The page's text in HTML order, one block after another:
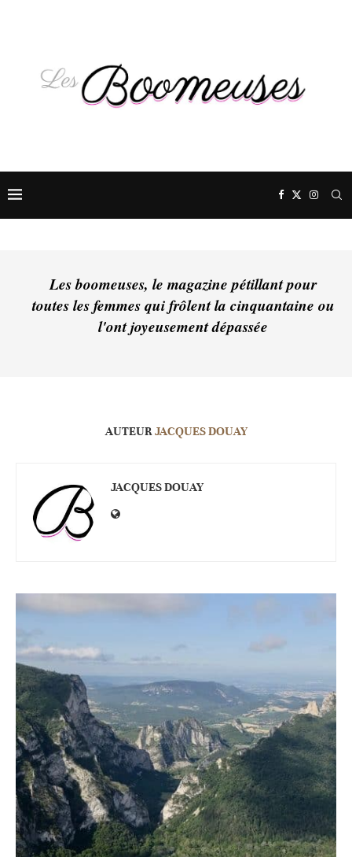
Les boomeuses, le magazine pétillant pour
toutes les femmes qui frôlent la cinquantaine ou
l'ont joyeusement dépassée
AUTEURJACQUES DOUAY
JACQUES DOUAY